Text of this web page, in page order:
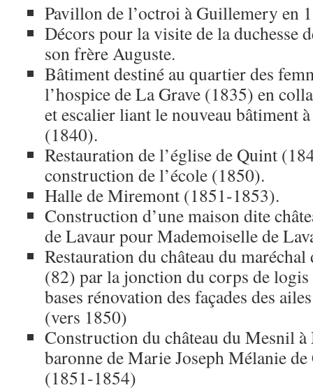
Pavillon de l’octroi à Guillemery en
Décors pour la visite de la duchesse
son frère Auguste.
Bâtiment destiné au quartier des
l’hospice de La Grave (1835) en
et escalier liant le nouveau bâtiment
(1840).
Restauration de l’église de Quint
construction de l’école (1850).
Halle de Miremont (1851-1853).
Construction d’une maison dite
de Lavaur pour Mademoiselle de
Restauration du château du
(82) par la jonction du corps de
bases rénovation des façades des
(vers 1850)
Construction du château du Mesnil
baronne de Marie Joseph Mélanie
(1851-1854)